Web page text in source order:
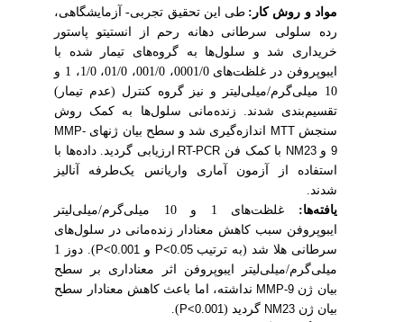
مواد و روش کار: طی این تحقیق تجربی- آزمایشگاهی،
رده سلولی سرطانی دهانه رحم از انستیتو پاستور
خریداری شد و سلول‌ها به گروه‌های تیمار شده با
ایبوپروفن در غلظت‌های 0001/0، 001/0، 01/0، 1/0، 1 و
10 میلی‌گرم/میلی‌لیتر و نیز گروه کنترل (عدم تیمار)
تقسیم‌بندی شدند. زنده‌مانی سلول‌ها به کمک روش
سنجشMTTاندازه‌گیری شد و سطح بیان ژنهایMMP-
و NM23با کمک فنRT-PCR ارزیابی گردید. داده‌ها با
استفاده از آزمون آماری واریانس یک‌طرفه آنالیز
شدند.
یافته‌ها:غلظت‌های 1 و 10 میلی‌گرم/میلی‌لیتر
ایبوپروفنسبب کاهش معنادار زنده‌مانیدر سلول‌های
سرطانی هلا شد(به ترتیبP<0.05و P<0.001
). دوز 1
میلی‌گرم/میلی‌لیتر ایبوپروفن اثر معناداری بر سطح
بیان ژنMMP-9 نداشته، اما باعث کاهش معنادار سطح
بیان ژنNM23گردید (P<0.001
).